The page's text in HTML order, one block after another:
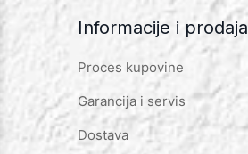
Informacije i prodaja
Proces kupovine
Garancija i servis
Dostava